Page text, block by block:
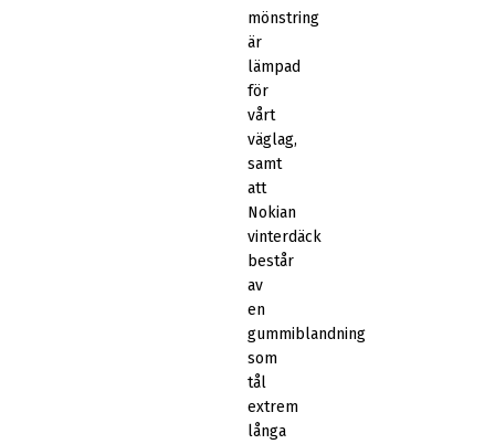
mönstring
är
lämpad
för
vårt
väglag,
samt
att
Nokian
vinterdäck
består
av
en
gummiblandning
som
tål
extrem
långa